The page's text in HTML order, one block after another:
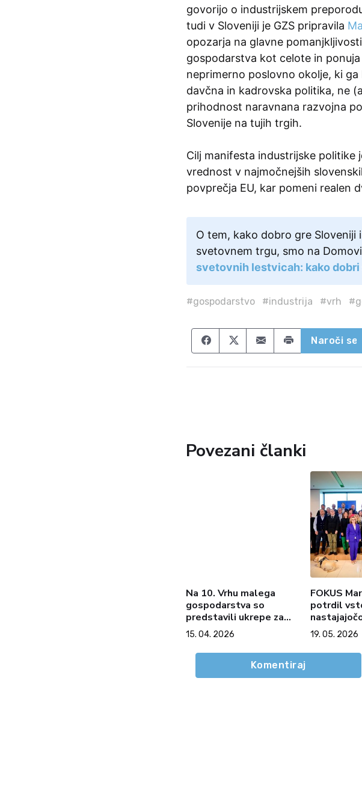
govorijo o industrijskem
tudi v Sloveniji je GZS pripravila
opozarja na glavne
gospodarstva kot celote in
neprimerno poslovno okolje, ki
davčna in kadrovska politika, ne
prihodnost naravnana razvojna
Slovenije na tujih trgih.
Cilj manifesta industrijske politike
vrednost v najmočnejših
povprečja EU, kar pomeni realen
O tem, kako dobro gre Sloveniji
svetovnem trgu, smo na
svetovnih lestvicah: kako
#gospodarstvo #industrija #vrh
Share on Facebook
Share on Twitter
Share by email
Naroči se
Povezani članki
Na 10. Vrhu malega
gospodarstva so
predstavili ukrepe za
izboljšanje poslovnega
okolja
15. 04. 2026
FOKUS
potrdil
koalicijo
19. 05. 2026
Komentiraj